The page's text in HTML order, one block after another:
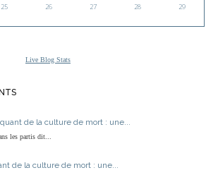
25 26 27 28
29
Live Blog Stats
de la culture de mort : une...
les partis dit...
de la culture de mort : une...